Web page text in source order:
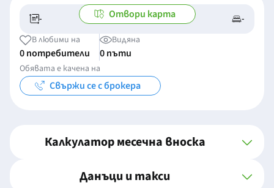
- -/- -
Отвори карта
В любими на
0 потребители
Видяна
0 пъти
Обявата е качена на
Свържи се с брокера
Калкулатор месечна вноска
Данъци и такси